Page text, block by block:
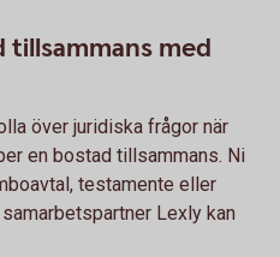
med
över juridiska frågor när
en bostad tillsammans. Ni
testamente eller
Lexly kan